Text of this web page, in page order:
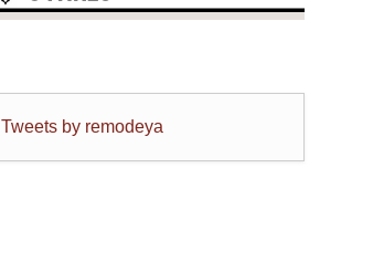
Tweets by remodeya